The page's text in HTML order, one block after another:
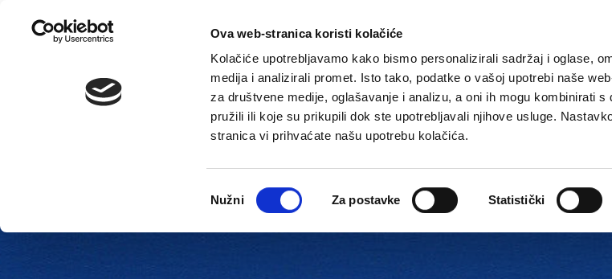
Ova web-stranica koristi kolačiće
Kolačiće upotrebljavamo kako bismo personalizirali sadržaj i oglase,
medija i analizirali promet. Isto tako, podatke o vašoj upotrebi naše
za društvene medije, oglašavanje i analizu, a oni ih mogu kombinirati s
pružili ili koje su prikupili dok ste upotrebljavali njihove usluge.
stranica vi prihvaćate našu upotrebu kolačića.
pristanka
Nužni Za postavke Statistički
Gradska uprava Gradske ustanove, tvrtke i škole